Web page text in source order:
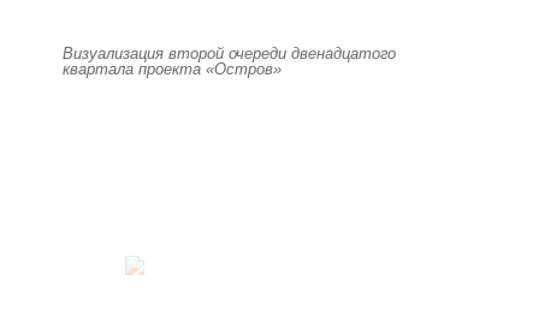
Визуализация второй очереди двенадцатого
квартала проекта «Остров»